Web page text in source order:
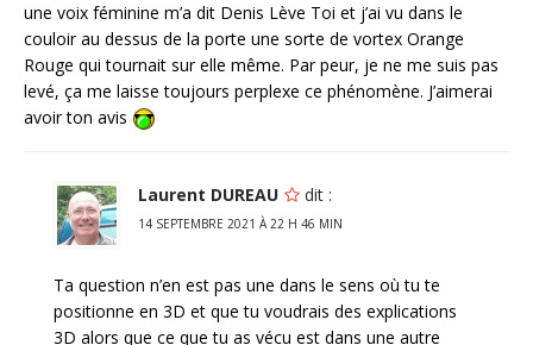
une voix féminine m’a dit Denis Lève Toi et j’ai vu dans le
couloir au dessus de la porte une sorte de vortex Orange
Rouge qui tournait sur elle même. Par peur, je ne me suis pas
levé, ça me laisse toujours perplexe ce phénomène. J’aimerai
avoir ton avis
Laurent DUREAU dit :
14 SEPTEMBRE 2021 À 22 H 46 MIN
Ta question n’en est pas une dans le sens où tu te
positionne en 3D et que tu voudrais des explications
3D alors que ce que tu as vécu est dans une autre